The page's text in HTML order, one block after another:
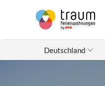
Deutschland